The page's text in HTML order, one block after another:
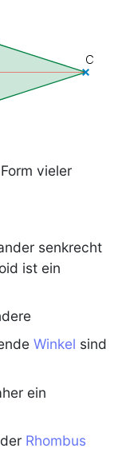
vieler
senkrecht
ist ein
Winkel sind
ein
Rhombus